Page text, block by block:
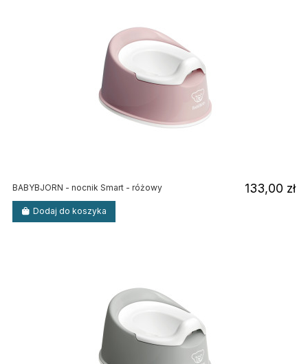
BABYBJORN - nocnik Smart - różowy 133,00 zł
Dodaj do koszyka